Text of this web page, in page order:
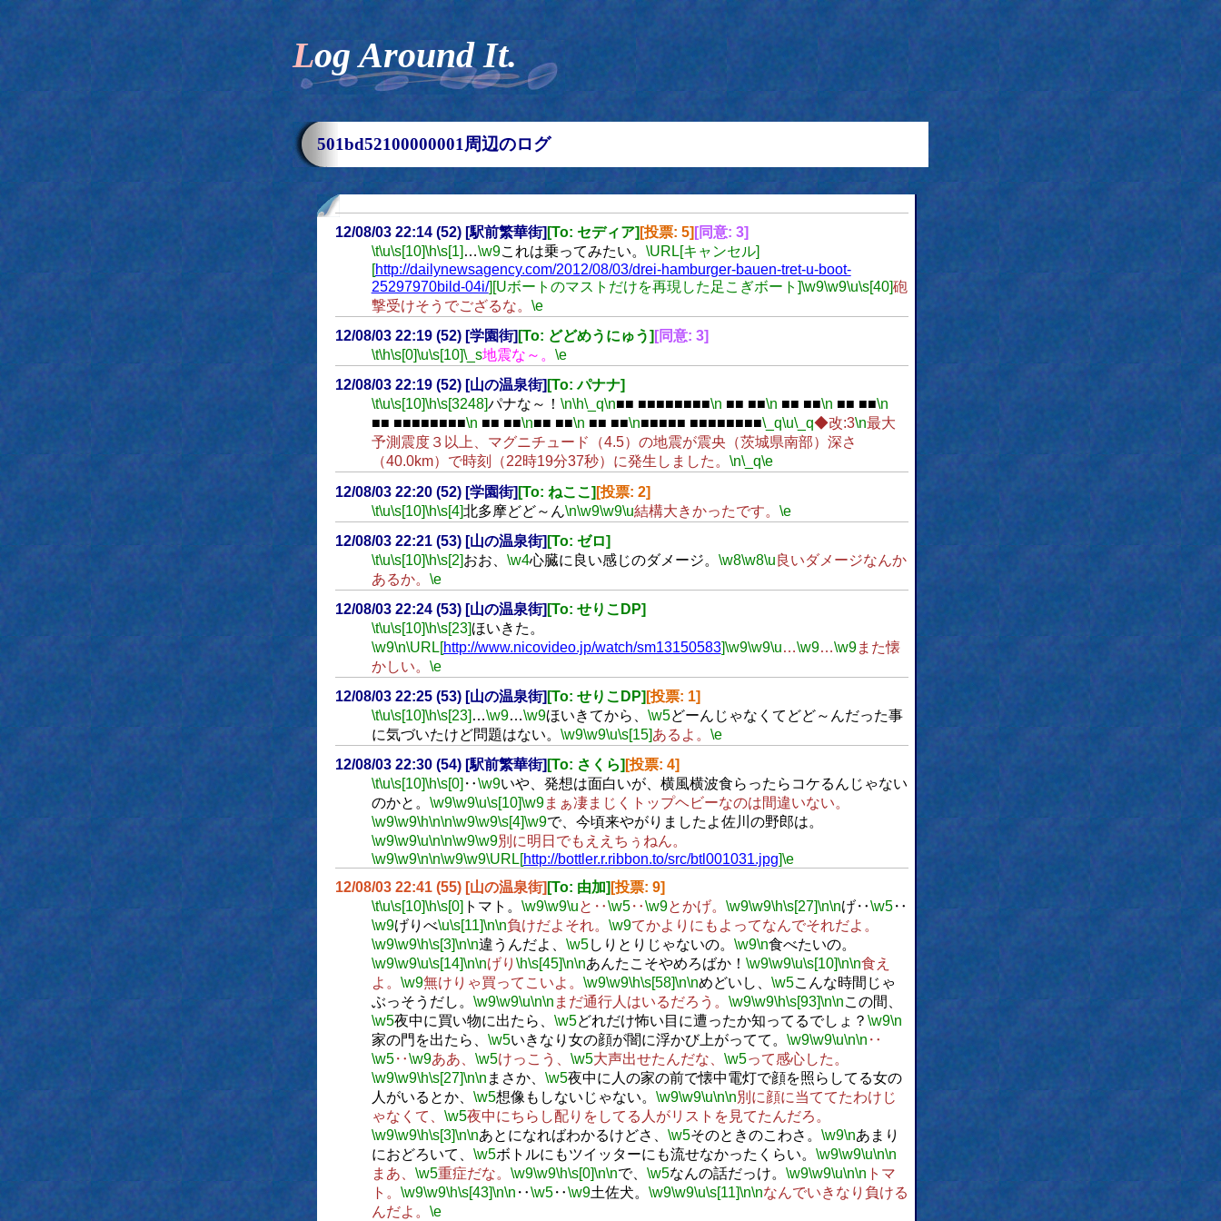
Log Around It.
501bd52100000001周辺のログ
12/08/03 22:14 (52) [駅前繁華街] [To: セディア] [投票: 5] [同意: 3]
\t\u\s[10]\h\s[1] …\w9これは乗ってみたい。 \URL[キャンセル]
[http://dailynewsagency.com/2012/08/03/drei-hamburger-bauen-tret-u-boot-
25297970bild-04i/][Uボートのマストだけを再現した足こぎボート]\w9\w9\u\s[40]砲
撃受けそうでござるな。 \e
12/08/03 22:19 (52) [学園街] [To: どどめうにゅう] [同意: 3]
\t\h\s[0]\u\s[10]\_s地震な～。 \e
12/08/03 22:19 (52) [山の温泉街] [To: パナナ]
\t\u\s[10]\h\s[3248]パナな～！ \n\h\_q\n■■ ■■■■■■■■\n ■■ ■■\n ■■ ■■\n ■■ ■■\n
■■ ■■■■■■■■\n ■■ ■■\n■■ ■■\n ■■ ■■\n■■■■■ ■■■■■■■■\_q\u\_q◆改:3\n最大
予測震度３以上、マグニチュード（4.5）の地震が震央（茨城県南部）深さ
（40.0km）で時刻（22時19分37秒）に発生しました。 \n\_q\e
12/08/03 22:20 (52) [学園街] [To: ねここ] [投票: 2]
\t\u\s[10]\h\s[4]北多摩どど～ん\n\w9\w9\u結構大きかったです。 \e
12/08/03 22:21 (53) [山の温泉街] [To: ゼロ]
\t\u\s[10]\h\s[2]おお、 \w4心臓に良い感じのダメージ。 \w8\w8\u良いダメージなんか
あるか。 \e
12/08/03 22:24 (53) [山の温泉街] [To: せりこDP]
\t\u\s[10]\h\s[23]ほいきた。
\w9\n\URL[http://www.nicovideo.jp/watch/sm13150583]\w9\w9\u…\w9…\w9また懐
かしい。 \e
12/08/03 22:25 (53) [山の温泉街] [To: せりこDP] [投票: 1]
\t\u\s[10]\h\s[23] …\w9…\w9ほいきてから、 \w5どーんじゃなくてどど～んだった事
に気づいたけど問題はない。 \w9\w9\u\s[15]あるよ。 \e
12/08/03 22:30 (54) [駅前繁華街] [To: さくら] [投票: 4]
\t\u\s[10]\h\s[0] ‥\w9いや、発想は面白いが、横風横波食らったらコケるんじゃない
のかと。 \w9\w9\u\s[10]\w9まぁ凄まじくトップヘビーなのは間違いない。
\w9\w9\h\n\n\w9\w9\s[4]\w9で、今頃来やがりましたよ佐川の野郎は。
\w9\w9\u\n\n\w9\w9別に明日でもええちぅねん。
\w9\w9\n\n\w9\w9\URL[http://bottler.r.ribbon.to/src/btl001031.jpg]\e
12/08/03 22:41 (55) [山の温泉街] [To: 由加] [投票: 9]
\t\u\s[10] \h\s[0] トマト。 \w9\w9\uと‥\w5‥\w9とかげ。 \w9\w9\h\s[27] \n\nげ‥\w5‥
\w9げりべ\u\s[11] \n\n負けだよそれ。 \w9てかよりにもよってなんでそれだよ。
\w9\w9\h\s[3] \n\n違うんだよ、 \w5しりとりじゃないの。 \w9\n食べたいの。
\w9\w9\u\s[14] \n\nげり \h\s[45] \n\nあんたこそやめろばか！ \w9\w9\u\s[10] \n\n食え
よ。 \w9無けりゃ買ってこいよ。 \w9\w9\h\s[58] \n\nめどいし、 \w5こんな時間じゃ
ぶっそうだし。 \w9\w9\u\n\n まだ通行人はいるだろう。 \w9\w9\h\s[93] \n\nこの間、
\w5夜中に買い物に出たら、 \w5どれだけ怖い目に遭ったか知ってるでしょ？ \w9\n
家の門を出たら、 \w5いきなり女の顔が闇に浮かび上がってて。 \w9\w9\u\n\n ‥
\w5‥\w9ああ、 \w5けっこう、 \w5大声出せたんだな、 \w5って感心した。
\w9\w9\h\s[27] \n\n まさか、 \w5夜中に人の家の前で懐中電灯で顔を照らしてる女の
人がいるとか、 \w5想像もしないじゃない。 \w9\w9\u\n\n別に顔に当ててたわけじ
ゃなくて、 \w5夜中にちらし配りをしてる人がリストを見てたんだろ。
\w9\w9\h\s[3] \n\nあとになればわかるけどさ、 \w5そのときのこわさ。 \w9\nあまり
におどろいて、 \w5ボトルにもツイッターにも流せなかったくらい。 \w9\w9\u\n\n
まあ、 \w5重症だな。 \w9\w9\h\s[0] \n\nで、 \w5なんの話だっけ。 \w9\w9\u\n\n トマ
ト。 \w9\w9\h\s[43] \n\n ‥\w5‥\w9土佐犬。 \w9\w9\u\s[11] \n\nなんでいきなり負ける
んだよ。 \e